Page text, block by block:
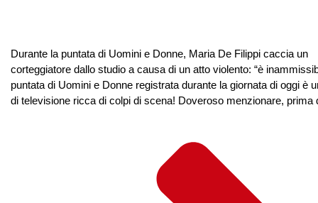
Durante la puntata di Uomini e Donne, Maria De Filippi caccia un
corteggiatore dallo studio a causa di un atto violento: “è
puntata di Uomini e Donne registrata durante la giornata di oggi è
di televisione ricca di colpi di scena! Doveroso menzionare, prima